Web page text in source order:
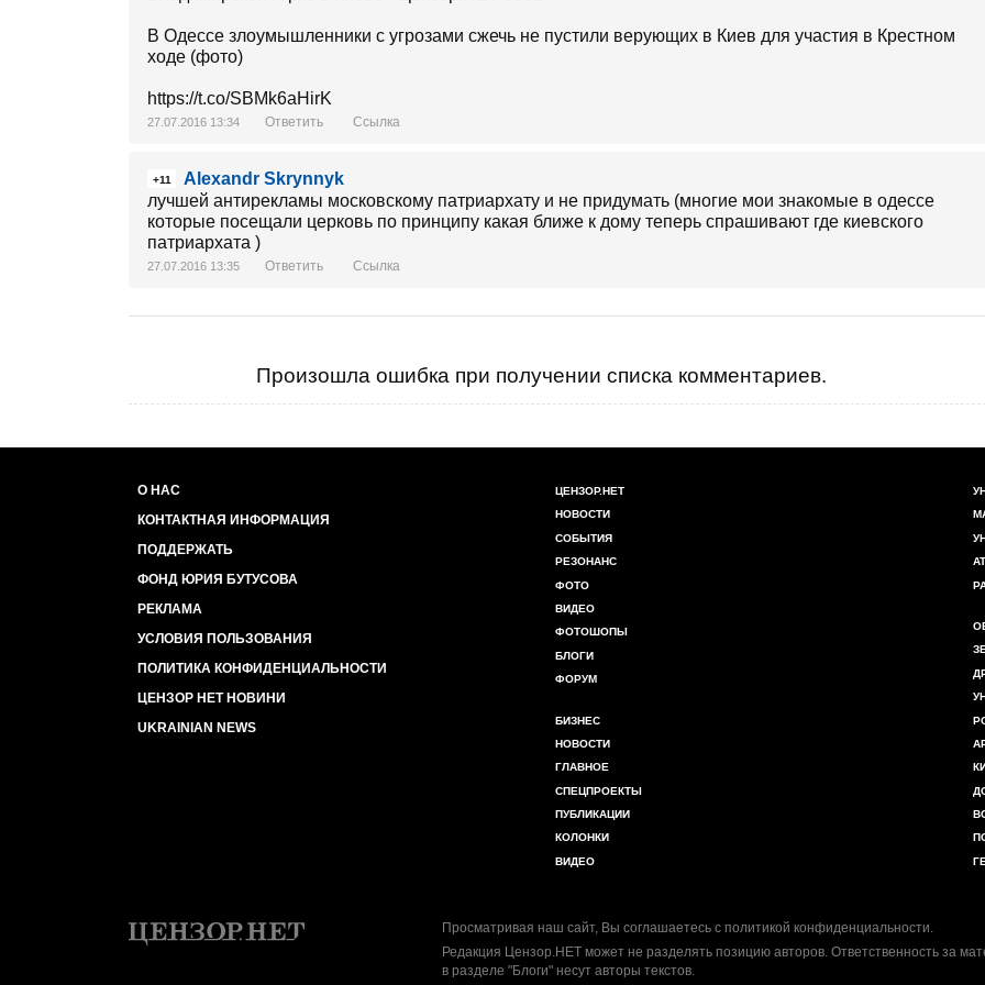
В Одессе злоумышленники с угрозами сжечь не пустили верующих в Киев для участия в Крестном
ходе (фото)
https://t.co/SBMk6aHirK
27.07.2016 13:34 Ответить Ссылка
+11
Alexandr Skrynnyk
лучшей антирекламы московскому патриархату и не придумать (многие мои знакомые в одессе
которые посещали церковь по принципу какая ближе к дому теперь спрашивают где киевского
патриархата )
27.07.2016 13:35 Ответить Ссылка
Произошла ошибка при получении списка комментариев.
О НАС
КОНТАКТНАЯ ИНФОРМАЦИЯ
ПОДДЕРЖАТЬ
ФОНД ЮРИЯ БУТУСОВА
РЕКЛАМА
УСЛОВИЯ ПОЛЬЗОВАНИЯ
ПОЛИТИКА КОНФИДЕНЦИАЛЬНОСТИ
ЦЕНЗОР НЕТ НОВИНИ
UKRAINIAN NEWS
ЦЕНЗОР.НЕТ
НОВОСТИ
СОБЫТИЯ
РЕЗОНАНС
ФОТО
ВИДЕО
ФОТОШОПЫ
БЛОГИ
ФОРУМ
БИЗНЕС
НОВОСТИ
ГЛАВНОЕ
СПЕЦПРОЕКТЫ
ПУБЛИКАЦИИ
КОЛОНКИ
ВИДЕО
Просматривая наш сайт, Вы соглашаетесь с политикой конфиденциальности.
Редакция Цензор.НЕТ может не разделять позицию авторов. Ответственность за
в разделе "Блоги" несут авторы текстов.